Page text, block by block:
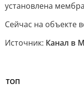
установлена
Сейчас на объекте
Источник: Канал в
ТОП